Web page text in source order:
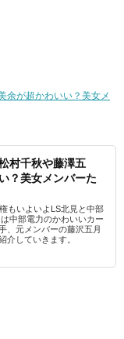
余が超かわいい？美女メ
村千秋や藤澤五
？美女メンバーた
もいよいよLS北見と中部
中部電力のかわいいカー
、元メンバーの藤沢五月
介していきます。